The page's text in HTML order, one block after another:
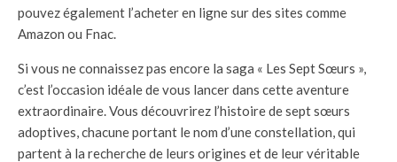
pouvez également l’acheter en ligne sur des sites comme
Amazon ou Fnac.
Si vous ne connaissez pas encore la saga « Les Sept Sœurs »,
c’est l’occasion idéale de vous lancer dans cette aventure
extraordinaire. Vous découvrirez l’histoire de sept sœurs
adoptives, chacune portant le nom d’une constellation, qui
partent à la recherche de leurs origines et de leur véritable